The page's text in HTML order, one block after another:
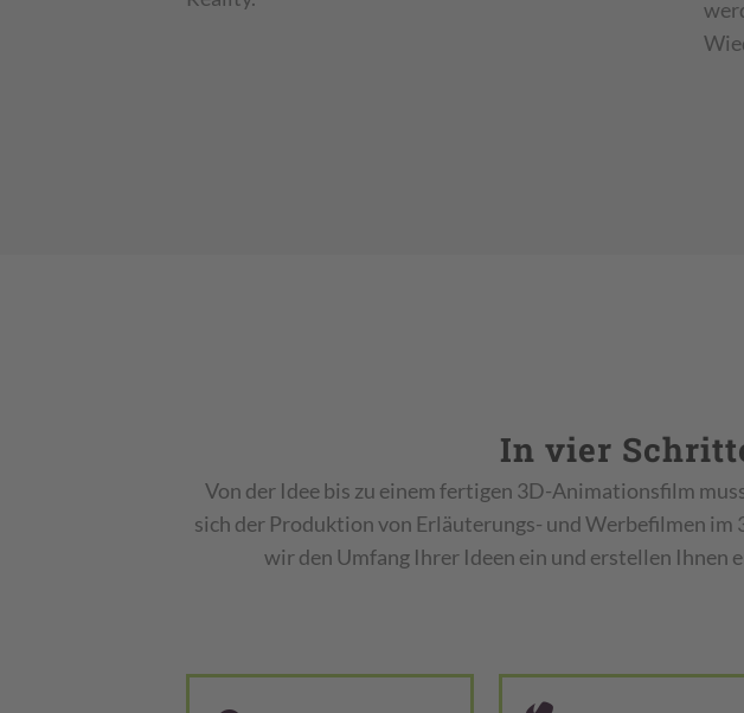
In vier
Von der Idee bis zu einem fertigen 3D-Animationsfilm
sich der Produktion von Erläuterungs- und Werbefilmen im
wir den Umfang Ihrer Ideen ein und erstellen Ihnen